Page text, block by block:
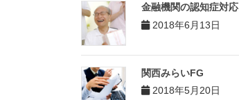
金融機関の認知症対応
2018年6月13日
関西みらいFG
2018年5月20日